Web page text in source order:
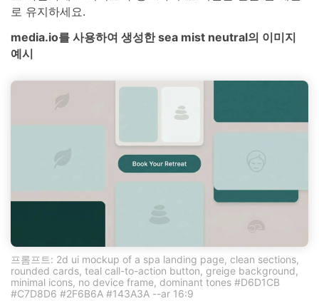
로 유지하세요.
media.io를 사용하여 생성한 sea mist neutral의 이미지
예시
프롬프트: 2d ui mockup of a spa landing page, clean sections,
rounded cards, teal call-to-action button, greige background,
minimal icons, no device frame, dominant tones #D6D1CB
#C7D8D6 #2F6B6A #143A3A --ar 16:9